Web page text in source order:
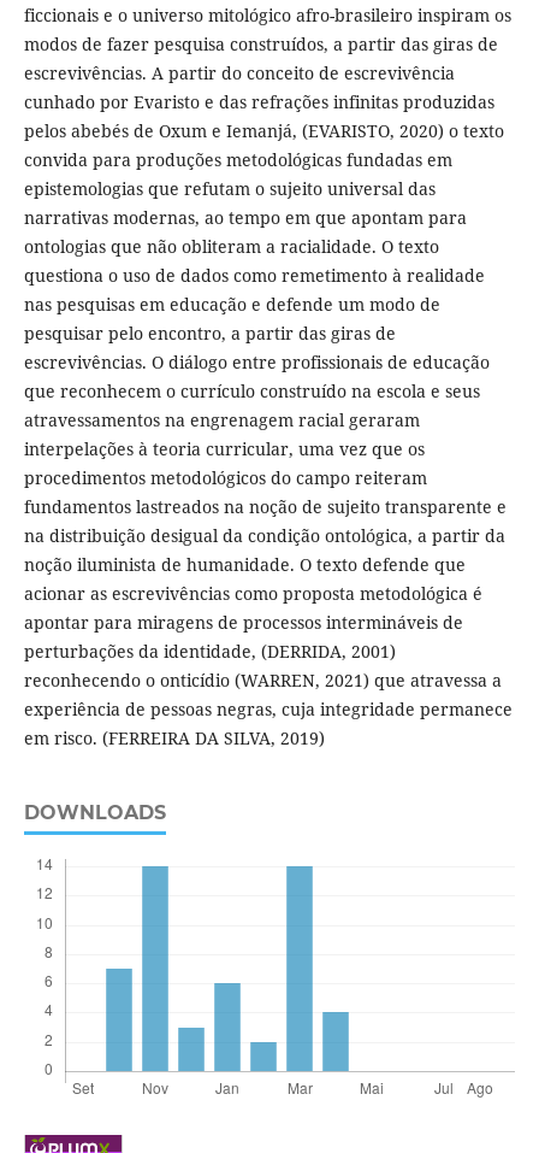
ficcionais e o universo mitológico afro-brasileiro inspiram os
modos de fazer pesquisa construídos, a partir das giras de
escrevivências. A partir do conceito de escrevivência
cunhado por Evaristo e das refrações infinitas produzidas
pelos abebés de Oxum e Iemanjá, (EVARISTO, 2020) o texto
convida para produções metodológicas fundadas em
epistemologias que refutam o sujeito universal das
narrativas modernas, ao tempo em que apontam para
ontologias que não obliteram a racialidade. O texto
questiona o uso de dados como remetimento à realidade
nas pesquisas em educação e defende um modo de
pesquisar pelo encontro, a partir das giras de
escrevivências. O diálogo entre profissionais de educação
que reconhecem o currículo construído na escola e seus
atravessamentos na engrenagem racial geraram
interpelações à teoria curricular, uma vez que os
procedimentos metodológicos do campo reiteram
fundamentos lastreados na noção de sujeito transparente e
na distribuição desigual da condição ontológica, a partir da
noção iluminista de humanidade. O texto defende que
acionar as escrevivências como proposta metodológica é
apontar para miragens de processos intermináveis de
perturbações da identidade, (DERRIDA, 2001)
reconhecendo o onticídio (WARREN, 2021) que atravessa a
experiência de pessoas negras, cuja integridade permanece
em risco. (FERREIRA DA SILVA, 2019)
DOWNLOADS